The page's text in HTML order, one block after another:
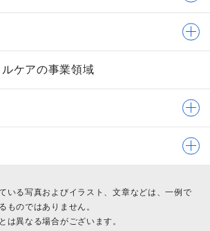
ケアの事業領域
いる写真およびイラスト、文章などは、一例で
ものではありません。
は異なる場合がございます。